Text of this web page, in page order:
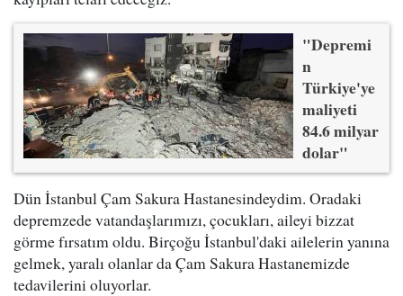
"Depremi
n
Türkiye'ye
maliyeti
84.6 milyar
dolar"
Dün İstanbul Çam Sakura Hastanesindeydim. Oradaki
depremzede vatandaşlarımızı, çocukları, aileyi bizzat
görme fırsatım oldu. Birçoğu İstanbul'daki ailelerin yanına
gelmek, yaralı olanlar da Çam Sakura Hastanemizde
tedavilerini oluyorlar.